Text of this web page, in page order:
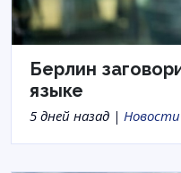
Берлин
языке
5 дней назад | Новости